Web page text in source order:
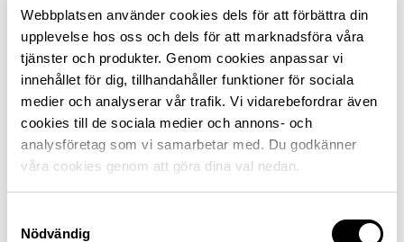
Webbplatsen använder cookies dels för att förbättra din
upplevelse hos oss och dels för att marknadsföra våra
tjänster och produkter. Genom cookies anpassar vi
innehållet för dig, tillhandahåller funktioner för sociala
medier och analyserar vår trafik. Vi vidarebefordrar även
cookies till de sociala medier och annons- och
analysföretag som vi samarbetar med. Du godkänner
våra cookies genom att göra dina val nedan.
Nödvändig
Logga in som medlem